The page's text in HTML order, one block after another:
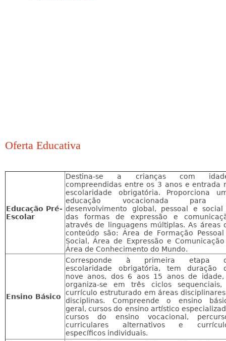
Oferta Educativa
Educação Pré-
Escolar
Destina-se a crianças com
compreendidas entre os 3 anos e entrada
escolaridade obrigatória. Proporciona
educação vocacionada para
desenvolvimento global, pessoal e
das formas de expressão e
através de linguagens múltiplas. As áreas
conteúdo são: Área de Formação
Social, Área de Expressão e
Área de Conhecimento do Mundo.
Ensino Básico
Corresponde à primeira etapa
escolaridade obrigatória, tem duração
nove anos, dos 6 aos 15 anos de
organiza-se em três ciclos
currículo estruturado em áreas
disciplinas. Compreende o ensino
geral, cursos do ensino artístico
cursos do ensino vocacional,
curriculares alternativos e
específicos individuais.